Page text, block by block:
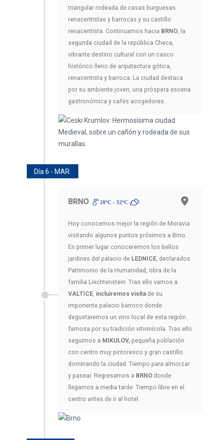
triangular rodeada de casas burguesas
renacentistas y barrocas y su castillo
renacentista. Continuamos hacia BRNO , la
segunda ciudad de la república Checa,
vibrante destino cultural con un casco
histórico lleno de arquitectura gótica,
renacentista y barroca. La ciudad destaca
por su ambiente joven, una próspera escena
gastronómica y cafés acogedores.
Día 6 - MAR.
BRNO 28ºC - 32ºC
Hoy conocemos mejor la región de Moravia
visitando algunos puntos próximos a Brno.
En primer lugar conoceremos los bellos
jardines del palacio de LEDNICE , declarados
Patrimonio de la Humanidad, obra de la
familia Liechtenstein. Tras ello vamos a
VALTICE incluiremos visita de su
imponente palacio barroco donde
degustaremos un vino local de esta región
famosa por su tradición vitivinícola. Tras ello
seguimos a MIKULOV, pequeña población
con centro muy pintoresco y gran castillo
dominando la ciudad. Tiempo para almorzar
y pasear. Regresamos a BRNO donde
llegamos a media tarde. Tiempo libre en el
centro antes de ir al hotel.